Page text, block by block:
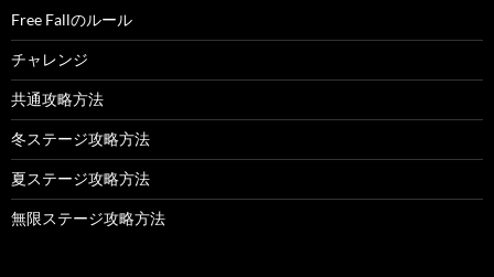
Free Fallのルール
チャレンジ
共通攻略方法
冬ステージ攻略方法
夏ステージ攻略方法
無限ステージ攻略方法